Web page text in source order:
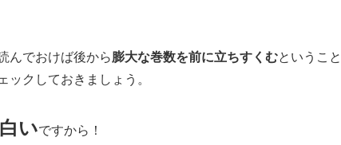
んでおけば後から膨大な巻数を前に立ちすくむということ
クしておきましょう。
いですから！